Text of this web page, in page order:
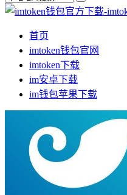
首页
imtoken钱包官网
imtoken下载
im安卓下载
im钱包苹果下载